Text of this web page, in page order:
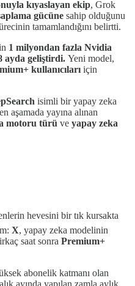
kıyaslayan ekip, Grok
gücüne sahip olduğunu
tamamlandığını belirtti.
1 milyondan fazla Nvidia
ayda geliştirdi. Yeni model,
kullanıcıları için
isimli bir yapay zeka
aşamada yayına alınan
motoru türü ve yapay zeka
hevesini bir tık kursakta
X, yapay zeka modelinin
saat sonra Premium+
abonelik katmanı olan
ayında yapılan zamla aylık